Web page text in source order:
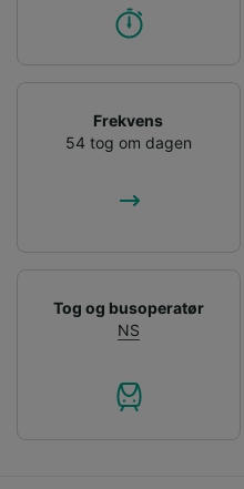
Frekvens
54 tog om dagen
Tog og busoperatør
NS